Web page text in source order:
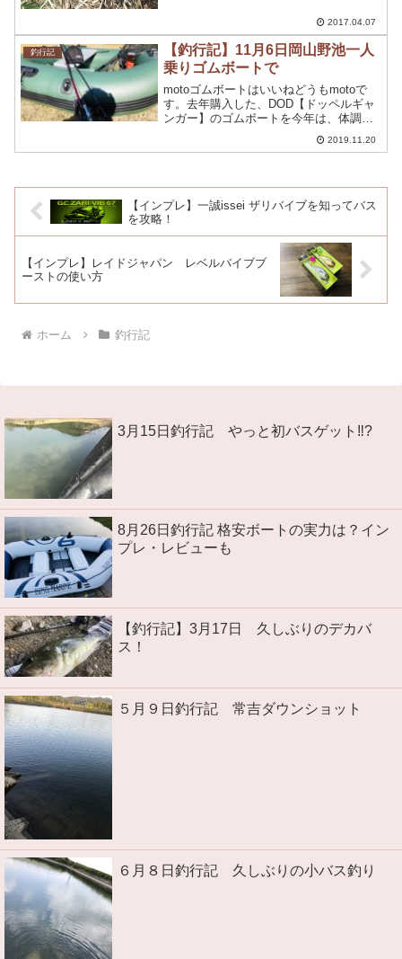
2017.04.07
釣行記
【釣行記】11月6日岡山野池一人
乗りゴムボートで
motoゴムボートはいいねどうもmotoで
す。去年購入した、DOD【ドッペルギャ
ンガー】のゴムボートを今年は、体調を
崩してしまって、中々体調がいい時に当
たらずゴムボートを出すことができませ
2019.11.20
【インプレ】一誠issei ザリバイブを知ってバス
を攻略！
【インプレ】レイドジャパン レベルバイブブ
ーストの使い方
ホーム 釣行記
3月15日釣行記 やっと初バスゲット‼?
8月26日釣行記 格安ボートの実力は？イン
プレ・レビューも
【釣行記】3月17日 久しぶりのデカバ
ス！
５月９日釣行記 常吉ダウンショット
６月８日釣行記 久しぶりの小バス釣り